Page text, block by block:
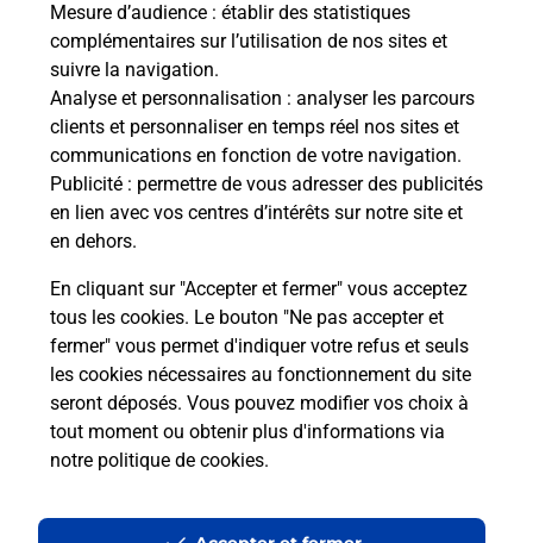
Mesure d’audience : établir des statistiques
complémentaires sur l’utilisation de nos sites et
suivre la navigation.
Analyse et personnalisation : analyser les parcours
clients et personnaliser en temps réel nos sites et
communications en fonction de votre navigation.
Publicité : permettre de vous adresser des publicités
en lien avec vos centres d’intérêts sur notre site et
en dehors.
En cliquant sur "Accepter et fermer" vous acceptez
tous les cookies. Le bouton "Ne pas accepter et
fermer" vous permet d'indiquer votre refus et seuls
les cookies nécessaires au fonctionnement du site
seront déposés. Vous pouvez modifier vos choix à
tout moment ou obtenir plus d'informations via
notre politique de cookies.
Boîte aux Lettres La Poste
Prochaine collecte du courrierlundià 08h30
66 Rue De La Faiencerie
70210
Polaincourt Et Clairefontaine
Itinéraire
Le lien s'ouvre dans un nouvel onglet
Localiser Liste Boîtes aux lettres
Haute-Saône
Polaincourt Et Clairefontaine